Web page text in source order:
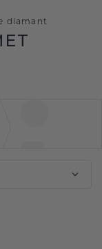
diamant